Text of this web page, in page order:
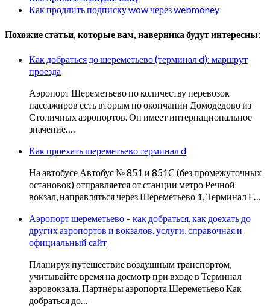
Как продлить подписку wow через webmoney
Похожие статьи, которые вам, наверника будут интересны:
Как добраться до шереметьево (терминал d): маршрут
проезда
Аэропорт Шереметьево по количеству перевозок
пассажиров есть вторым по окончании Домодедово из
Столичных аэропортов. Он имеет интернациональное
значение….
Как проехать шереметьево терминал d
На автобусе Автобус № 851 и 851С (без промежуточных
остановок) отправляется от станции метро Речной
вокзал, направляться через Шереметьево 1, Терминал F…
Аэропорт шереметьево – как добраться, как доехать до
других аэропортов и вокзалов, услуги, справочная и
официальный сайт
Планируя путешествие воздушным транспортом,
учитывайте время на досмотр при входе в Терминал
аэровокзала. Партнеры аэропорта Шереметьево Как
добраться до…